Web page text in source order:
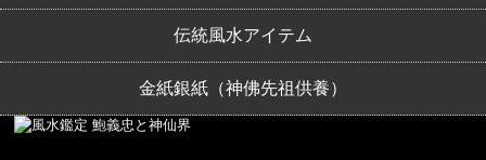
伝統風水アイテム
金紙銀紙（神佛先祖供養）